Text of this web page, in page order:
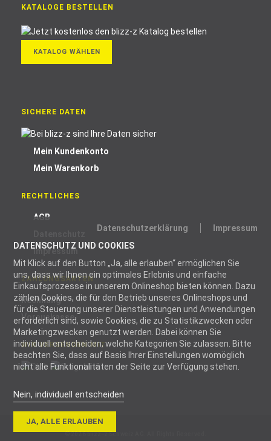
Datenschutzerklärung
Impressum
DATENSCHUTZ UND COOKIES
Mit Klick auf den Button „Ja, alle erlauben“ ermöglichen Sie
uns, dass wir Ihnen ein optimales Erlebnis und einfache
Einkaufsprozesse in unserem Onlineshop bieten können. Dazu
zählen Cookies, die für den Betrieb unseres Onlineshops und
für die Steuerung unserer Dienstleistungen und Anwendungen
erforderlich sind, sowie Cookies, die zu Statistikzwecken oder
Marketingzwecken genutzt werden. Dabei können Sie
individuell entscheiden, welche Kategorien Sie zulassen. Bitte
beachten Sie, dass auf Basis Ihrer Einstellungen womöglich
nicht alle Funktionalitäten der Seite zur Verfügung stehen.
Nein, individuell entscheiden
JA, ALLE ERLAUBEN
KATALOGE BESTELLEN
KATALOG WÄHLEN
SICHERE DATEN
Mein Kundenkonto
Mein Warenkorb
RECHTLICHES
AGB
Impressum
ZAHLUNGSARTEN
Rechnung
Vorauskasse
WIR VERSENDEN MIT
© 2026 blizz-z Schweiz AG. All Rights Reserved.